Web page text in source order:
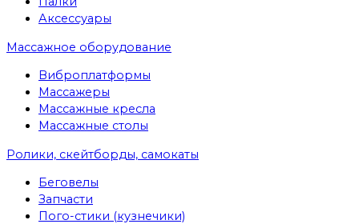
Аксессуары
Массажное оборудование
Виброплатформы
Массажеры
Массажные кресла
Массажные столы
Ролики, скейтборды, самокаты
Беговелы
Запчасти
Пого-стики (кузнечики)